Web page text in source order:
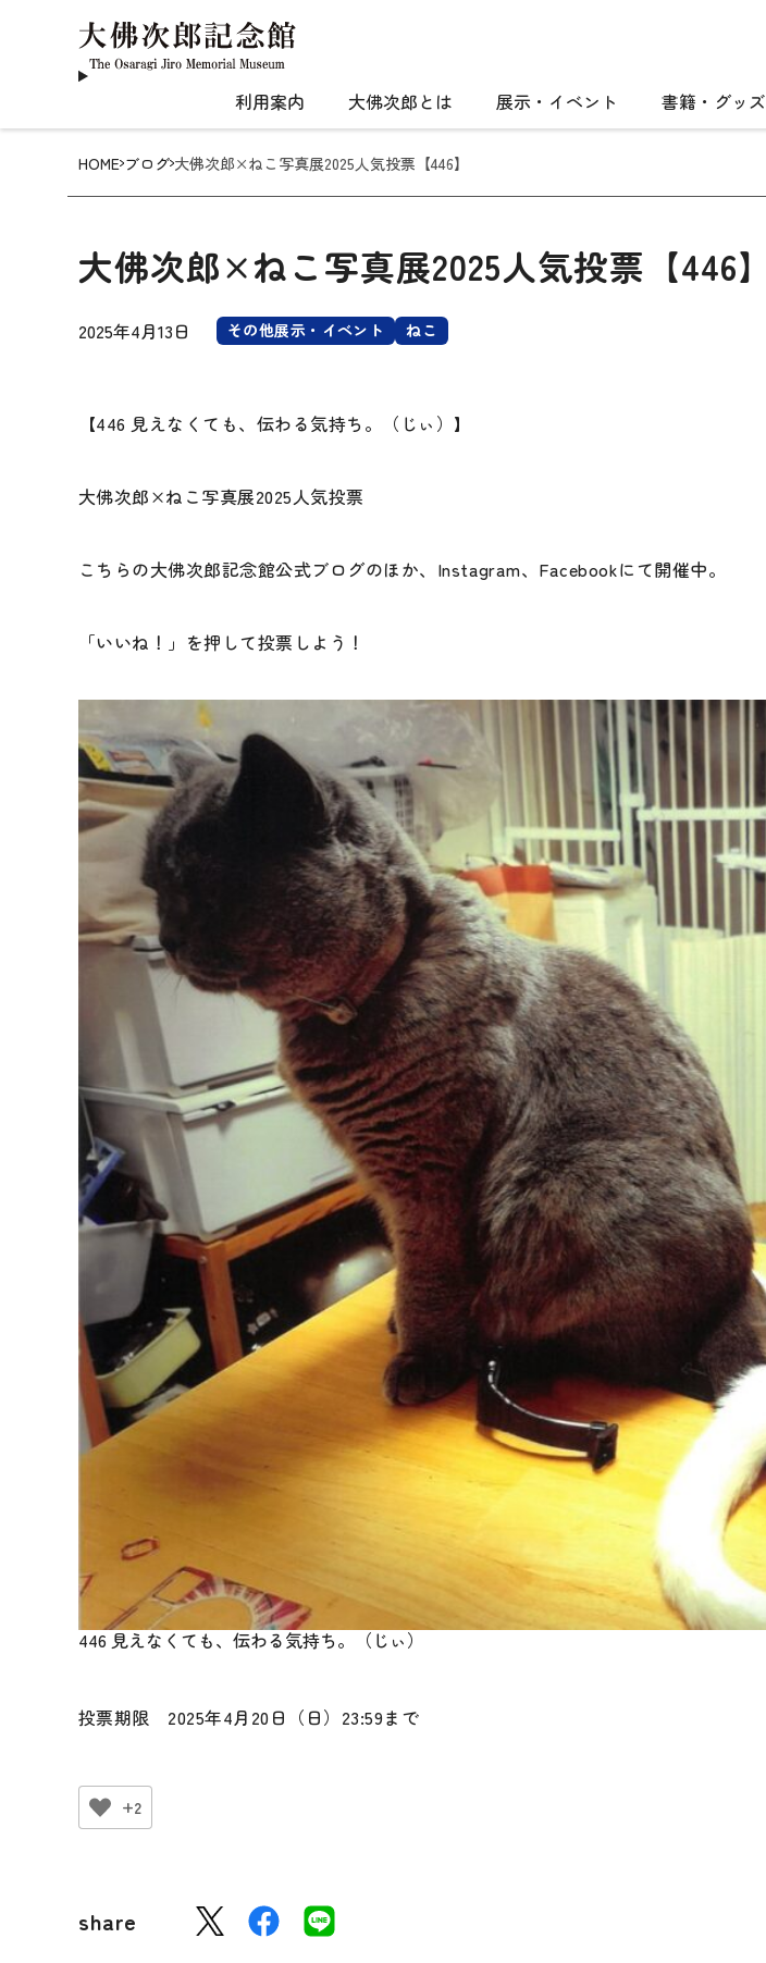
利用案内 大佛次郎とは 展示・イベント 書籍・グッズ
HOME ブログ 大佛次郎×ねこ写真展2025人気投票【446】
大佛次郎×ねこ写真展2025人気投票【446】
2025年4月13日 その他展示・イベント ねこ
【446 見えなくても、伝わる気持ち。（じぃ）】
大佛次郎×ねこ写真展2025人気投票
こちらの大佛次郎記念館公式ブログのほか、Instagram、Facebookにて開催中。
「いいね！」を押して投票しよう！
446 見えなくても、伝わる気持ち。（じぃ）
投票期限 2025年4月20日（日）23:59まで
+2
share